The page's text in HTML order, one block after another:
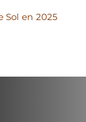
Sol en 2025